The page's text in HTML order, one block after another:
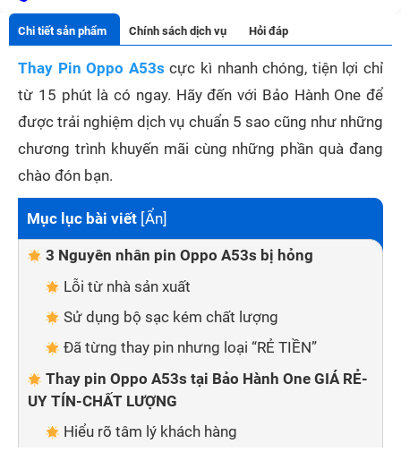
Chi tiết sản phẩm Chính sách dịch vụ Hỏi đáp
Thay Pin Oppo A53s cực kì nhanh chóng, tiện lợi chỉ
từ 15 phút là có ngay. Hãy đến với Bảo Hành One để
được trải nghiệm dịch vụ chuẩn 5 sao cũng như những
chương trình khuyến mãi cùng những phần quà đang
chào đón bạn.
Mục lục bài viết [Ẩn]
3 Nguyên nhân pin Oppo A53s bị hỏng
Lỗi từ nhà sản xuất
Sử dụng bộ sạc kém chất lượng
Đã từng thay pin nhưng loại “RẺ TIỀN”
Thay pin Oppo A53s tại Bảo Hành One GIÁ RẺ-
UY TÍN-CHẤT LƯỢNG
Hiểu rõ tâm lý khách hàng